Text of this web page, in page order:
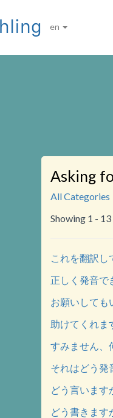
en
Asking
All Categories
Showing 1 - 13
これを翻訳し
正しく発音で
お願いしても
助けてくれま
すみません、
それはどう発
どう言います
どう書きます